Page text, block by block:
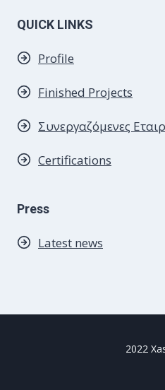
QUICK LINKS
Profile
Finished Projects
Συνεργαζόμενες
Certifications
Press
Latest news
2022